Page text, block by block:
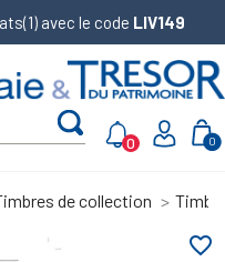
avec le code LIV149
0
0
de collection
favorite_border